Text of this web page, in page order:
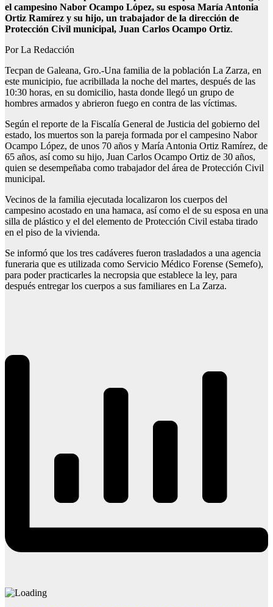
el campesino Nabor Ocampo López, su esposa María Antonia
Ortiz Ramírez y su hijo, un trabajador de la dirección de
Protección Civil municipal, Juan Carlos Ocampo Ortiz.
Por La Redacción
Tecpan de Galeana, Gro.-Una familia de la población La Zarza, en
este municipio, fue acribillada la noche del martes, después de las
10:30 horas, en su domicilio, hasta donde llegó un grupo de
hombres armados y abrieron fuego en contra de las víctimas.
Según el reporte de la Fiscalía General de Justicia del gobierno del
estado, los muertos son la pareja formada por el campesino Nabor
Ocampo López, de unos 70 años y María Antonia Ortiz Ramírez, de
65 años, así como su hijo, Juan Carlos Ocampo Ortiz de 30 años,
quien se desempeñaba como trabajador del área de Protección Civil
municipal.
Vecinos de la familia ejecutada localizaron los cuerpos del
campesino acostado en una hamaca, así como el de su esposa en una
silla de plástico y el del elemento de Protección Civil estaba tirado
en el piso de la vivienda.
Se informó que los tres cadáveres fueron trasladados a una agencia
funeraria que es utilizada como Servicio Médico Forense (Semefo),
para poder practicarles la necropsia que establece la ley, para
después entregar los cuerpos a sus familiares en La Zarza.